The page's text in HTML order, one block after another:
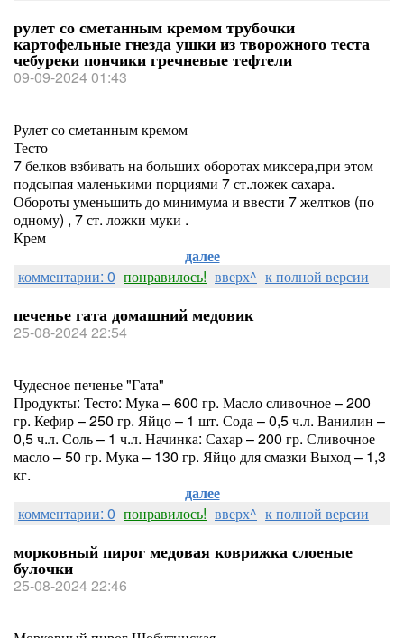
рулет со сметанным кремом трубочки
картофельные гнезда ушки из творожного теста
чебуреки пончики гречневые тефтели
09-09-2024 01:43
Рулет со сметанным кремом
Тесто
7 белков взбивать на больших оборотах миксера,при этом
подсыпая маленькими порциями 7 ст.ложек сахара.
Обороты уменьшить до минимума и ввести 7 желтков (по
одному) , 7 ст. ложки муки .
Крем
далее
комментарии: 0 понравилось! вверх^ к полной версии
печенье гата домашний медовик
25-08-2024 22:54
Чудесное печенье "Гата"
Продукты: Тесто: Мука – 600 гр. Масло сливочное – 200
гр. Кефир – 250 гр. Яйцо – 1 шт. Сода – 0,5 ч.л. Ванилин –
0,5 ч.л. Соль – 1 ч.л. Начинка: Сахар – 200 гр. Сливочное
масло – 50 гр. Мука – 130 гр. Яйцо для смазки Выход – 1,3
кг.
далее
комментарии: 0 понравилось! вверх^ к полной версии
морковный пирог медовая коврижка слоеные
булочки
25-08-2024 22:46